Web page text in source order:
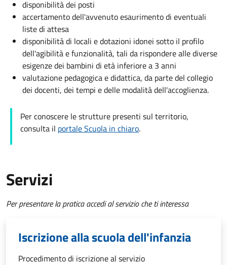
disponibilità dei posti
accertamento dell'avvenuto esaurimento di eventuali
liste di attesa
disponibilità di locali e dotazioni idonei sotto il profilo
dell'agibilità e funzionalità, tali da rispondere alle diverse
esigenze dei bambini di età inferiore a 3 anni
valutazione pedagogica e didattica, da parte del collegio
dei docenti, dei tempi e delle modalità dell'accoglienza.
Per conoscere le strutture presenti sul territorio,
consulta il portale Scuola in chiaro.
Servizi
Per presentare la pratica accedi al servizio che ti interessa
Iscrizione alla scuola dell'infanzia
Procedimento di iscrizione al servizio